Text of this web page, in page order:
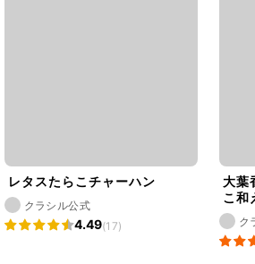
レタスたらこチャーハン
クラシル公式
4.49(17)
大葉
こ和
ク